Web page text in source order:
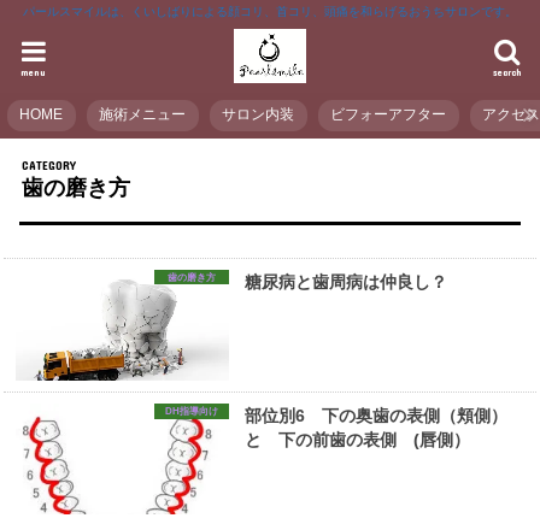
パールスマイルは、くいしばりによる顔コリ、首コリ、頭痛を和らげるおうちサロンです。
search
menu
HOME 施術メニュー サロン内装 ビフォーアフター アクセス
歯の磨き方
歯の磨き方 糖尿病と歯周病は仲良し？
DH指導向け
部位別6 下の奥歯の表側（頬側）
と 下の前歯の表側 (唇側）